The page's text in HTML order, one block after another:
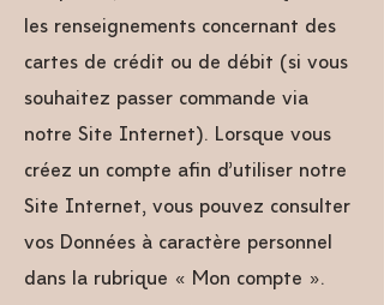
les renseignements concernant des
cartes de crédit ou de débit (si vous
souhaitez passer commande via
notre Site Internet). Lorsque vous
créez un compte afin d’utiliser notre
Site Internet, vous pouvez consulter
vos Données à caractère personnel
dans la rubrique « Mon compte ».